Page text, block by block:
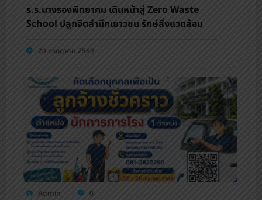
ร.ร.นางรองพิทยาคม เดินหน้าสู่ Zero Waste
School ปลูกจิตสำนึกเยาวชน รักษ์สิ่งแวดล้อม
20 กรกฎาคม 2569
Admin 0